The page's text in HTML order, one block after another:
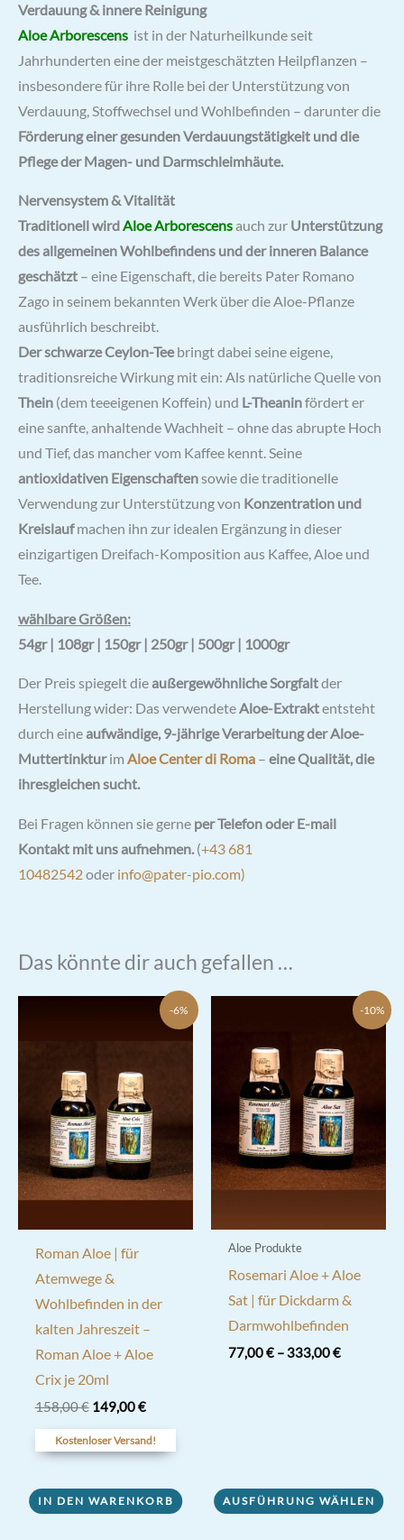
Verdauung & innere Reinigung
Aloe Arborescens ist in der Naturheilkunde seit
Jahrhunderten eine der meistgeschätzten Heilpflanzen –
insbesondere für ihre Rolle bei der Unterstützung von
Verdauung, Stoffwechsel und Wohlbefinden – darunter die
Förderung einer gesunden Verdauungstätigkeit und die
Pflege der Magen- und Darmschleimhäute.
Nervensystem & Vitalität
Traditionell wirdAloe Arborescensauch zur Unterstützung
des allgemeinen Wohlbefindens und der inneren Balance
geschätzt – eine Eigenschaft, die bereits Pater Romano
Zago in seinem bekannten Werk über die Aloe-Pflanze
ausführlich beschreibt.
Der schwarze Ceylon-Teebringt dabei seine eigene,
traditionsreiche Wirkung mit ein: Als natürliche Quelle von
Thein (dem teeeigenen Koffein) und L-Theaninfördert er
eine sanfte, anhaltende Wachheit – ohne das abrupte Hoch
und Tief, das mancher vom Kaffee kennt. Seine
antioxidativen Eigenschaftensowie die traditionelle
Verwendung zur Unterstützung von Konzentration und
Kreislaufmachen ihn zur idealen Ergänzung in dieser
einzigartigen Dreifach-Komposition aus Kaffee, Aloe und
Tee.
wählbare Größen:
54gr | 108gr | 150gr | 250gr | 500gr | 1000gr
Der Preis spiegelt dieaußergewöhnliche Sorgfaltder
Herstellung wider: Das verwendeteAloe-Extraktentsteht
durch eineaufwändige, 9-jährige Verarbeitung der Aloe-
Muttertinkturim Aloe Center di Roma – eine Qualität, die
ihresgleichen sucht.
Bei Fragen können sie gerne per Telefon oder E-mail
Kontakt mit uns aufnehmen.(+43 681
10482542oder info@pater-pio.com)
Das könnte dir auch gefallen …
-6%
Roman Aloe | für
Atemwege &
Wohlbefinden in der
kalten Jahreszeit –
Roman Aloe + Aloe
Crix je 20ml
158,00€ Ursprünglicher
war:
158,00 €
149,00€Aktueller
ist:
149,00 €.
Kostenloser Versand!
IN DEN WARENKORB
-10%
Aloe Produkte
Rosemari Aloe + Aloe
Sat | für Dickdarm &
Darmwohlbefinden
77,00€– 333,00€
AUSFÜHRUNG WÄHLEN
auf.